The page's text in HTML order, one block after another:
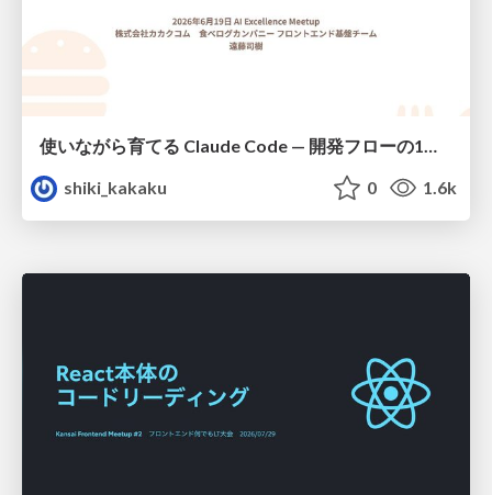
使いながら育てる Claude Code — 開発フローの1コマンド化 × 繰り返し指摘の自動仕組み化
shiki_kakaku
0 1.6k